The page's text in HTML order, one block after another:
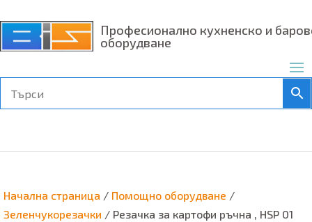
Професионално кухненско и
оборудване
Начална страница / Помощно оборудване /
Зеленчукорезачки / Резачка за картофи ръчна , HSP 01